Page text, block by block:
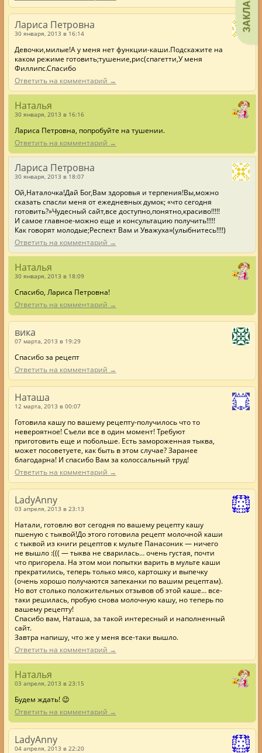
Лариса Петровна
30 января, 2013 в 16:14
Девочки,милые!А у меня нет функции-каши.Подскажите на
каком режиме готовить;тушение,рис(спагетти,У меня
Филлипс.Спасибо
Ответить на комментарий →
Наталья
30 января, 2013 в 16:16
Лариса Петровна, попробуйте на тушении.
Ответить на комментарий →
Лариса Петровна
30 января, 2013 в 18:07
Ой,Наталочка!Дай Бог,Вам здоровья и терпения!Вы,можно
сказать спасли меня от ежедневных думок; «что сегодня
готовить?»Чудесный сайт,все доступно,понятно,красиво!!!!!
И самое главное-можно еще и консультацию получить!!!!!
Как говорят молодые;Респект Вам и Уважуха»(улыбнитесь!!!!)
Ответить на комментарий →
Наталья
30 января, 2013 в 18:09
Спасибо, Лариса Петровна!
Ответить на комментарий →
вика
07 марта, 2013 в 19:29
Спасибо за рецепт
Ответить на комментарий →
Наташа
12 марта, 2013 в 00:07
Готовила кашу по вашему рецепту-получилось что то
невероятное! Съели все в один момент! Требуют
приготовить еще и побольше. Есть замороженная тыква,
может посоветуете, как быть в этом случае? Заранее
благодарна! И спасибо Вам за колоссальный труд!
Ответить на комментарий →
LadyAnny
03 апреля, 2013 в 23:13
Натали, готовлю вот сегодня по вашему рецепту кашу
пшеную с тыквой!До этого готовила рецепт молочной каши
с тыквой из книги рецептов к мульте Панасоник — ничего
не вышло :((( — тыква не сварилась… очень густая, почти
что пригорела. На этом мои попытки варить в мульте каши
прекратились, теперь только мясо, картошку и выпечку
(очень хорошо получаются запеканки по вашим рецептам).
Но вот столько положительных отзывов об этой каше… все-
таки решилась, пробую снова молочную кашу, но теперь по
вашему рецепту!
Спасибо вам, Наташа, за такой интересный и наполненный
сайт.
Завтра напишу, что же у меня все-таки вышло.
Ответить на комментарий →
Наталья
03 апреля, 2013 в 23:15
Будем ждать! 😉
Ответить на комментарий →
LadyAnny
04 апреля, 2013 в 22:20